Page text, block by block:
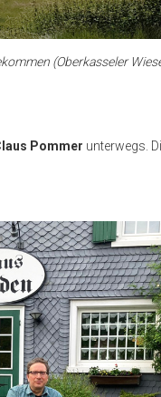
(Oberkasseler
Pommer unterwegs.